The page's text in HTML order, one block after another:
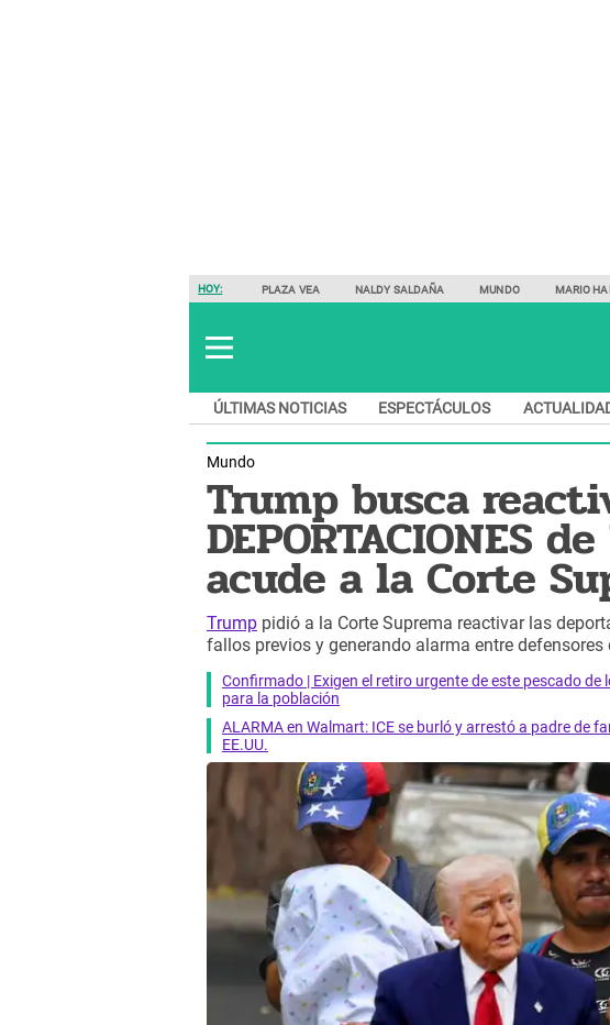
HOY: PLAZA VEA NALDY SALDAÑA MUNDO MARIO
ÚLTIMAS NOTICIAS ESPECTÁCULOS
Mundo
Trump busca
DEPORTACIONES
acude a la Corte
Trump pidió a la Corte Suprema reactivar las
fallos previos y generando alarma entre defensores
Confirmado | Exigen el retiro urgente de este pescado
para la población
ALARMA en Walmart: ICE se burló y arrestó a padre de
EE.UU.